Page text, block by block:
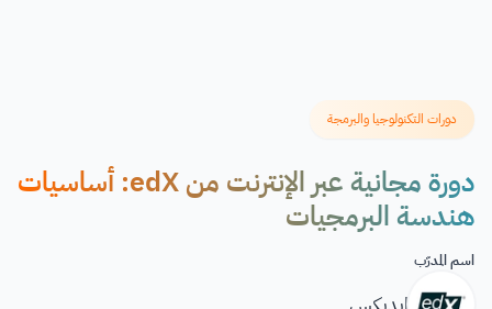
دورات التكنولوجيا والبرمجة
دورة مجانية عبر الإنترنت من edX: أساسيات
هندسة البرمجيات
اسم المدرّب